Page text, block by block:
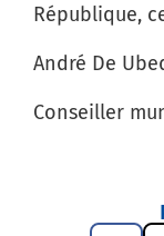
République,
André De
Conseiller